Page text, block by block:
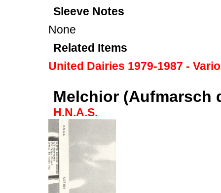
Sleeve Notes
None
Related Items
United Dairies 1979-1987 -
Melchior (Aufmarsch
H.N.A.S.